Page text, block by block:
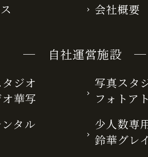
会社概要
─ 自社運営施設 ─
ジオ
華写
写真スタ
フォトア
タル
少人数専
鈴華グレ